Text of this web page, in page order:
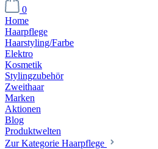
0
Home
Haarpflege
Haarstyling/Farbe
Elektro
Kosmetik
Stylingzubehör
Zweithaar
Marken
Aktionen
Blog
Produktwelten
Zur Kategorie Haarpflege